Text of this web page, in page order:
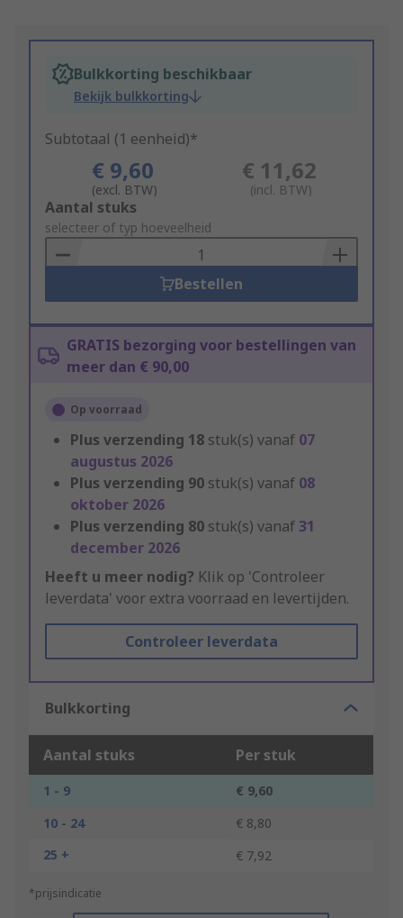
Bulkkorting beschikbaar
Bekijk bulkkorting
Subtotaal (1 eenheid)*
€ 9,60
(excl. BTW)
€ 11,62
(incl. BTW)
Add
to
Basket
Aantal stuks
selecteer of typ hoeveelheid
Bestellen
GRATIS bezorging voor bestellingen van
meer dan € 90,00
Op voorraad
Plus verzending 18 stuk(s) vanaf 07
augustus 2026
Plus verzending 90 stuk(s) vanaf 08
oktober 2026
Plus verzending 80 stuk(s) vanaf31
december 2026
Heeft u meer nodig? Klik op 'Controleer
leverdata' voor extra voorraad en levertijden.
Controleer leverdata
Bulkkorting
Aantal stuks Per stuk
1 - 9
€ 9,60
10 - 24
€ 8,80
25 +
€ 7,92
*prijsindicatie